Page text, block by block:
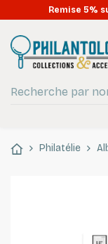
Remise 5%
Philatélie